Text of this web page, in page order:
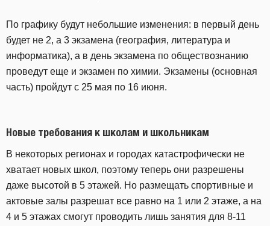
По графику будут небольшие изменения: в первый день
будет не 2, а 3 экзамена (география, литература и
информатика), а в день экзамена по обществознанию
проведут еще и экзамен по химии. Экзамены (основная
часть) пройдут с 25 мая по 16 июня.
Новые требования к школам и школьникам
В некоторых регионах и городах катастрофически не
хватает новых школ, поэтому теперь они разрешены
даже высотой в 5 этажей. Но размещать спортивные и
актовые залы разрешат все равно на 1 или 2 этаже, а на
4 и 5 этажах смогут проводить лишь занятия для 8-11